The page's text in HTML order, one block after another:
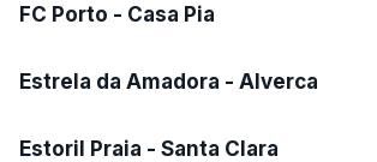
FC Porto - Casa Pia
Estrela da Amadora - Alverca
Estoril Praia - Santa Clara